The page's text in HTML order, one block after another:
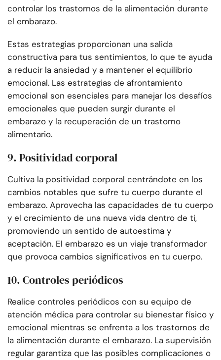
controlar los trastornos de la alimentación durante
el embarazo.
Estas estrategias proporcionan una salida
constructiva para tus sentimientos, lo que te ayuda
a reducir la ansiedad y a mantener el equilibrio
emocional. Las estrategias de afrontamiento
emocional son esenciales para manejar los desafíos
emocionales que pueden surgir durante el
embarazo y la recuperación de un trastorno
alimentario.
9. Positividad corporal
Cultiva la positividad corporal centrándote en los
cambios notables que sufre tu cuerpo durante el
embarazo. Aprovecha las capacidades de tu cuerpo
y el crecimiento de una nueva vida dentro de ti,
promoviendo un sentido de autoestima y
aceptación. El embarazo es un viaje transformador
que provoca cambios significativos en tu cuerpo.
10. Controles periódicos
Realice controles periódicos con su equipo de
atención médica para controlar su bienestar físico y
emocional mientras se enfrenta a los trastornos de
la alimentación durante el embarazo. La supervisión
regular garantiza que las posibles complicaciones o